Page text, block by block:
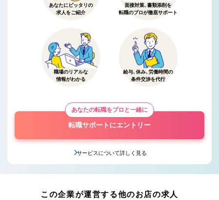
あなたにピッタリの
求人をご紹介
面接対策、書類添削を
転職のプロが徹底サポート
職場のリアルな
情報がわかる
給与、休み、労働時間の
条件交渉を代行
あなたの転職をプロと一緒に
転職サポートにエントリー
サービスについて詳しく見る
この企業が運営する他のお店の求人